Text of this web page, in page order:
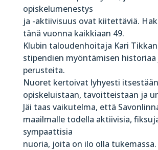
opiskelumenestys
ja -aktiivisuus ovat kiitettäviä.
tänä vuonna kaikkiaan 49.
Klubin taloudenhoitaja Kari
stipendien myöntämisen historiaa
perusteita.
Nuoret kertoivat lyhyesti
opiskeluistaan, tavoitteistaan ja
Jäi taas vaikutelma, että
maailmalle todella aktiivisia,
sympaattisia
nuoria, joita on ilo olla tukemassa.